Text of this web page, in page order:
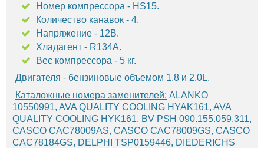
Номер компрессора - HS15.
Количество канавок - 4.
Напряжение - 12В.
Хладагент - R134A.
Вес компрессора - 5 кг.
Двигателя - бензиновые объемом 1.8 и 2.0L.
Каталожные номера заменителей: ALANKO
10550991, AVA QUALITY COOLING HYAK161, AVA
QUALITY COOLING HYK161, BV PSH 090.155.059.311,
CASCO CAC78009AS, CASCO CAC78009GS, CASCO
CAC78184GS, DELPHI TSP0159446, DIEDERICHS